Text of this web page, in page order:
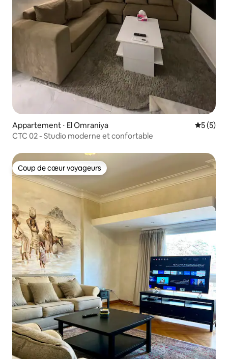
Appartement ⋅ El Omraniya
5 (5)
CTC 02 - Studio moderne et confortable
Coup de cœur voyageurs
Coup de cœur voyageurs